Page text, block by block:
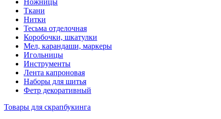
Ножницы
Ткани
Нитки
Тесьма отделочная
Коробочки, шкатулки
Мел, карандаши, маркеры
Игольницы
Инструменты
Лента капроновая
Наборы для шитья
Фетр декоративный
Товары для скрапбукинга